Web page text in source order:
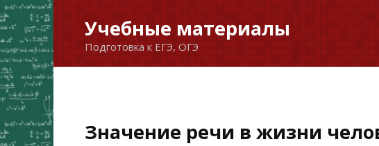
Перейти
к
содержанию
Учебные материалы
Подготовка к ЕГЭ, ОГЭ
Значение речи в жизни